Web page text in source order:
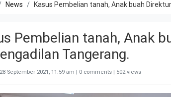
News Kasus Pembelian tanah, Anak buah
Pembelian tanah, Anak
Tangerang.
28 September 2021, 11:59 am | 0 comments | 502 views